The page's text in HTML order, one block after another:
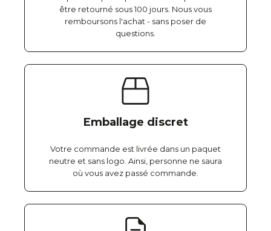
être retourné sous 100 jours. Nous vous
remboursons l'achat - sans poser de
questions.
Emballage discret
Votre commande est livrée dans un paquet
neutre et sans logo. Ainsi, personne ne saura
où vous avez passé commande.